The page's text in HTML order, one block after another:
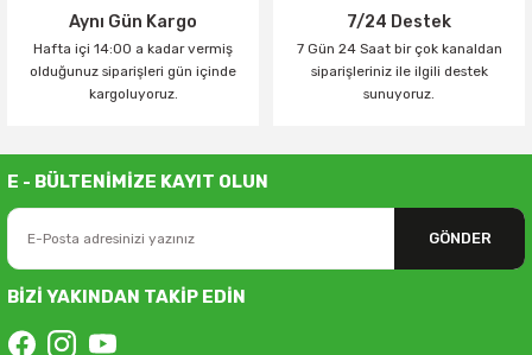
Aynı Gün Kargo
Hafta içi 14:00 a kadar vermiş
olduğunuz siparişleri gün içinde
kargoluyoruz.
7/24 Destek
7 Gün 24 Saat bir çok kanaldan
siparişleriniz ile ilgili destek
sunuyoruz.
E - BÜLTENİMİZE KAYIT OLUN
GÖNDER
BİZİ YAKINDAN TAKİP EDİN